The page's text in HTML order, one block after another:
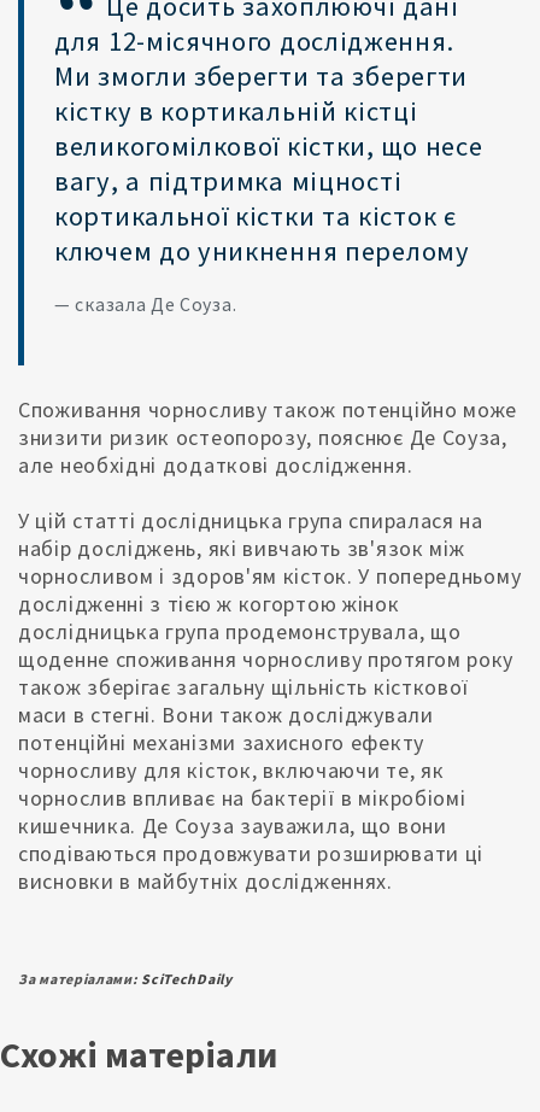
для 12-місячного дослідження.
Ми змогли зберегти та зберегти
кістку в кортикальній кістці
великогомілкової кістки, що несе
вагу, а підтримка міцності
кортикальної кістки та кісток є
ключем до уникнення перелому
— сказала Де Соуза.
Споживання чорносливу також потенційно може
знизити ризик остеопорозу, пояснює Де Соуза,
але необхідні додаткові дослідження.
У цій статті дослідницька група спиралася на
набір досліджень, які вивчають зв'язок між
чорносливом і здоров'ям кісток. У попередньому
дослідженні з тією ж когортою жінок
дослідницька група продемонструвала, що
щоденне споживання чорносливу протягом року
також зберігає загальну щільність кісткової
маси в стегні. Вони також досліджували
потенційні механізми захисного ефекту
чорносливу для кісток, включаючи те, як
чорнослив впливає на бактерії в мікробіомі
кишечника. Де Соуза зауважила, що вони
сподіваються продовжувати розширювати ці
висновки в майбутніх дослідженнях.
За матеріалами: SciTechDaily
Схожі матеріали